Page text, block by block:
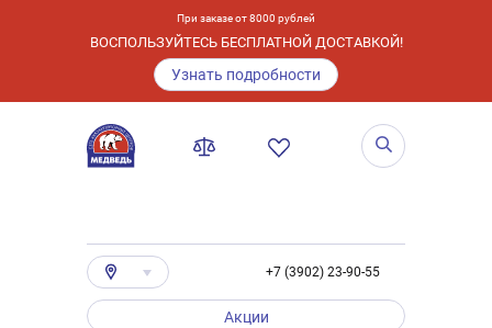
При заказе от 8000 рублей
ВОСПОЛЬЗУЙТЕСЬ БЕСПЛАТНОЙ ДОСТАВКОЙ!
Узнать подробности
+7 (3902) 23-90-55
Акции